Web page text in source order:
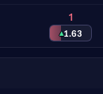
1
▴1.63